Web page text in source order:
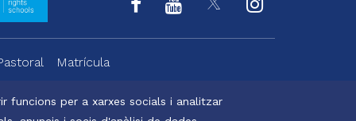
funcions per a xarxes socials i analitzar
Matrícula